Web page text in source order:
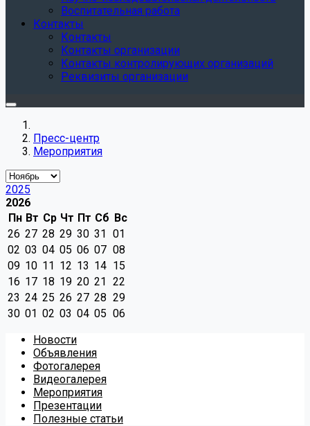
Воспитательная работа
Контакты
Контакты
Контакты организации
Контакты контролирующих организаций
Реквизиты организации
Пресс-центр
Мероприятия
2025
2026
Пн Вт Ср Чт Пт Сб Вс
26 27 28 29 30 31 01
02 03 04 05 06 07 08
09 10 11 12 13 14 15
16 17 18 19 20 21 22
23 24 25 26 27 28 29
30 01 02 03 04 05 06
Новости
Объявления
Фотогалерея
Видеогалерея
Мероприятия
Презентации
Полезные статьи